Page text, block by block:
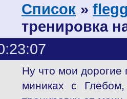
Список »
тренировка
Ну что мои дорогие
миниках с